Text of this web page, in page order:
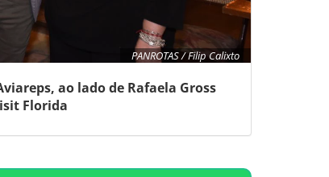
PANROTAS / Filip Calixto
ao lado de Rafaela Gross
Florida